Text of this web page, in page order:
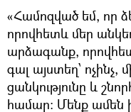
«Համոզված եմ, որ
որովհետև մեր
արձագանք,
գալ այստեղ՝ ոչինչ,
ցանկությունը և
համար: Մենք ամեն